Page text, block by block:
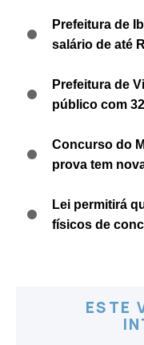
Prefeitura de
salário de até
Prefeitura de
público com
Concurso do
prova tem
Lei permitirá
físicos de
ESTE